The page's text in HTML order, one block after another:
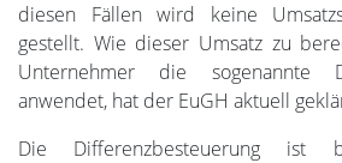
diesen Fällen wird keine
gestellt. Wie dieser Umsatz zu
Unternehmer die sogenannte
anwendet, hat der EuGH aktuell
Die Differenzbesteuerung